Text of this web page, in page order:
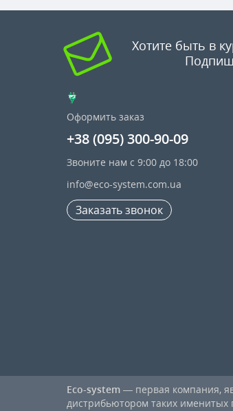
Хотите быть в
Оформить заказ
+38 (095) 300-90-09
Звоните нам с 9:00 до 18:00
info@eco-system.com.ua
Заказать звонок
Eco-system — первая компания,
дистрибьютором таких именитых